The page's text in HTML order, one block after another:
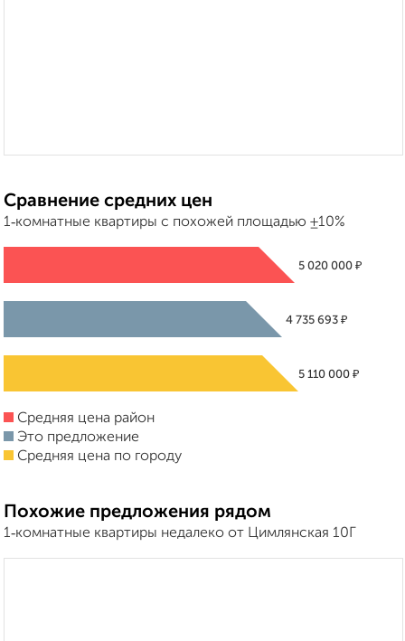
Сравнение средних цен
1‑комнатные квартиры с похожей площадью ±10%
5 020 000 ₽
4 735 693₽
5 110 000 ₽
Средняя цена район
Это предложение
Средняя цена по городу
Похожие предложения рядом
1‑комнатные квартиры недалеко от Цимлянская 10Г